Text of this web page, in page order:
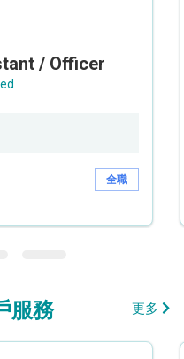
/ Officer
全職
服務 更多